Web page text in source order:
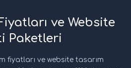
ve Website
Paketleri
fiyatları ve website tasarım